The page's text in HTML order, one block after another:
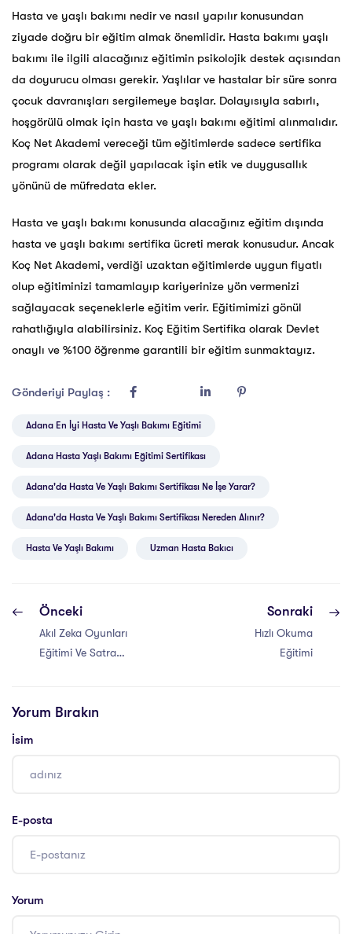
Hasta ve yaşlı bakımı nedir ve nasıl yapılır konusundan
ziyade doğru bir eğitim almak önemlidir. Hasta bakımı yaşlı
bakımı ile ilgili alacağınız eğitimin psikolojik destek açısından
da doyurucu olması gerekir. Yaşlılar ve hastalar bir süre sonra
çocuk davranışları sergilemeye başlar. Dolayısıyla sabırlı,
hoşgörülü olmak için hasta ve yaşlı bakımı eğitimi alınmalıdır.
Koç Net Akademi vereceği tüm eğitimlerde sadece sertifika
programı olarak değil yapılacak işin etik ve duygusallık
yönünü de müfredata ekler.
Hasta ve yaşlı bakımı konusunda alacağınız eğitim dışında
hasta ve yaşlı bakımı sertifika ücreti merak konusudur. Ancak
Koç Net Akademi, verdiği uzaktan eğitimlerde uygun fiyatlı
olup eğitiminizi tamamlayıp kariyerinize yön vermenizi
sağlayacak seçeneklerle eğitim verir. Eğitimimizi gönül
rahatlığıyla alabilirsiniz. Koç Eğitim Sertifika olarak Devlet
onaylı ve %100 öğrenme garantili bir eğitim sunmaktayız.
Gönderiyi Paylaş :
Adana En İyi Hasta Ve Yaşlı Bakımı Eğitimi
Adana Hasta Yaşlı Bakımı Eğitimi Sertifikası
Adana'da Hasta Ve Yaşlı Bakımı Sertifikası Ne İşe Yarar?
Adana'da Hasta Ve Yaşlı Bakımı Sertifikası Nereden Alınır?
Hasta Ve Yaşlı Bakımı Uzman Hasta Bakıcı
Önceki
Akıl Zeka Oyunları
Eğitimi Ve Satranç
Sonraki
Hızlı Okuma
Eğitimi
Yorum Bırakın
İsim
E-posta
Yorum